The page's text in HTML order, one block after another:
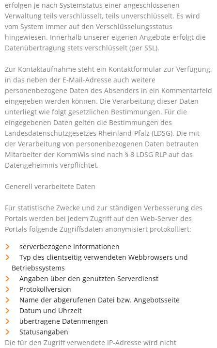
erfolgen je nach Systemstatus einer angeschlossenen
Verwaltung teils verschlüsselt, teils unverschlüsselt. Es wird
vom System immer auf den Verschlüsselungsstatus
hingewiesen. Innerhalb unserer eigenen Angebote erfolgt die
Datenübertragung stets verschlüsselt (per SSL).
Zur Kontaktaufnahme steht ein Kontaktformular zur Verfügung,
in das neben der E-Mail-Adresse auch weitere
personenbezogene Daten des Absenders in ein Kommentarfeld
eingegeben werden können. Die Verarbeitung dieser Daten
unterliegt wie folgt gesetzlichen Bestimmungen. Für die
eingegebenen Daten gelten die Bestimmungen des
Landesdatenschutzgesetzes Rheinland-Pfalz (LDSG). Die mit
der Verarbeitung von personenbezogenen Daten betrauten
Mitarbeiter der KommWis sind nach § 8 LDSG RLP auf das
Datengeheimnis verpflichtet.
Generell verarbeitete Daten
Für statistische Zwecke und zur ständigen Verbesserung des
Portals werden bei jedem Zugriff auf den Web-Server des
Portals folgende Zugriffsdaten anonymisiert protokolliert:
serverbezogene Informationen
Typ des clientseitig verwendeten Webbrowsers und
Betriebssystems
Angaben über den genutzten Serverdienst
Protokollversion
Name der abgerufenen Datei bzw. Angebotsseite
Datum und Uhrzeit
übertragene Datenmengen
Statusangaben
Die für den Zugriff verwendete IP-Adresse wird nicht